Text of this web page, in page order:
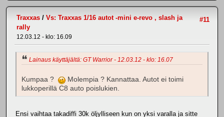
#11
Traxxas / Vs: Traxxas 1/16 autot -mini e-revo , slash ja
rally
12.03.12 - klo: 16.09
Lainaus käyttäjältä: GT Warrior - 12.03.12 - klo: 16.07
Kumpaa ?
Molempia ? Kannattaa. Autot ei toimi
lukkoperillä C8 auto poislukien.
Ensi vaihtaa takadiffi 30k öljylliseen kun on yksi varalla ja sitte